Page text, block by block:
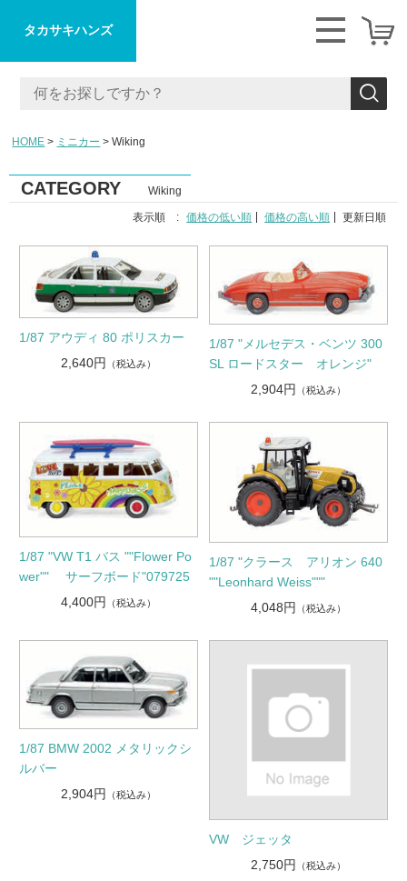
タカサキハンズ
HOME ミニカー Wiking
CATEGORY Wiking
表示順 : 価格の低い順 価格の高い順 更新日順
1/87 アウディ 80 ポリスカー
2,640円
（税込み）
1/87 "メルセデス・ベンツ 300
SL ロードスター オレンジ"
2,904円
（税込み）
1/87 "VW T1 バス ""Flower Po
wer"" サーフボード"079725
4,400円
（税込み）
1/87 "クラース アリオン 640
""Leonhard Weiss"""
4,048円
（税込み）
1/87 BMW 2002 メタリックシ
ルバー
2,904円
（税込み）
VW ジェッタ
2,750円
（税込み）